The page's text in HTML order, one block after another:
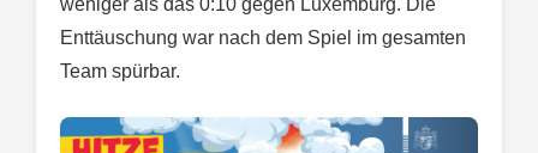
weniger als das 0:10 gegen Luxemburg. Die
Enttäuschung war nach dem Spiel im gesamten
Team spürbar.